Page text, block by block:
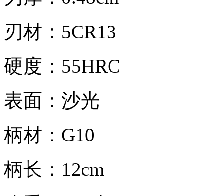
刃材：5CR13
硬度：55HRC
表面：沙光
柄材：G10
柄长：12cm